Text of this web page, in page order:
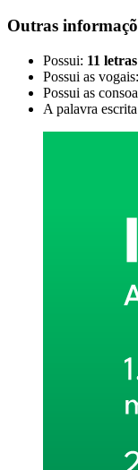
Outras
Possui: 11 letras
Possui as vogais:
Possui as
A palavra